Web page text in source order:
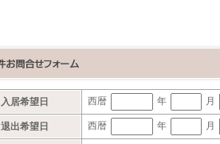
入居希望日 西暦 年 月
退出希望日 西暦 年 月